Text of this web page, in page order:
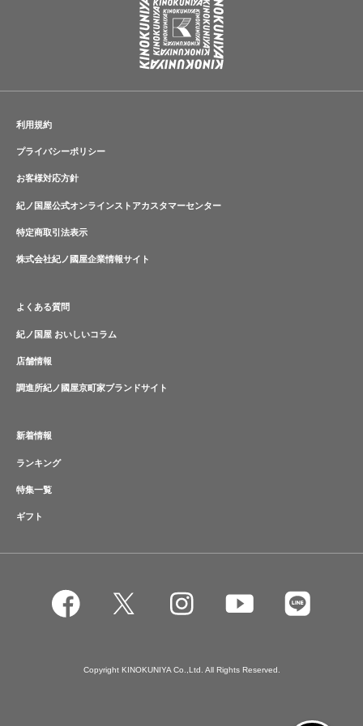
利用規約
プライバシーポリシー
お客様対応方針
紀ノ国屋公式オンラインストアカスタマーセンター
特定商取引法表示
株式会社紀ノ國屋企業情報サイト
よくある質問
紀ノ国屋 おいしいコラム
店舗情報
調進所紀ノ國屋京町家ブランドサイト
新着情報
ランキング
特集一覧
ギフト
Copyright KINOKUNIYA Co.,Ltd. All Rights Reserved.